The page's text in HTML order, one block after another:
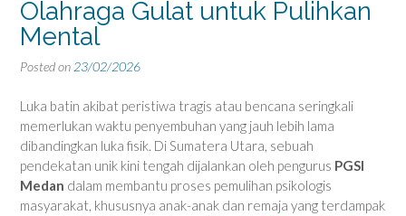
Olahraga Gulat untuk Pulihkan
Mental
Posted on 23/02/2026
Luka batin akibat peristiwa tragis atau bencana seringkali
memerlukan waktu penyembuhan yang jauh lebih lama
dibandingkan luka fisik. Di Sumatera Utara, sebuah
pendekatan unik kini tengah dijalankan oleh pengurus PGSI
Medan dalam membantu proses pemulihan psikologis
masyarakat, khususnya anak-anak dan remaja yang terdampak